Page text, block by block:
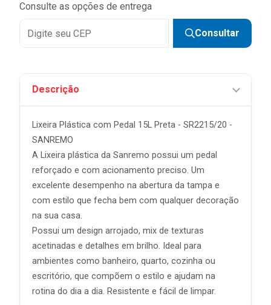
Consulte as opções de entrega
Consultar
Descrição
Lixeira Plástica com Pedal 15L Preta - SR2215/20 -
SANREMO
A Lixeira plástica da Sanremo possui um pedal
reforçado e com acionamento preciso. Um
excelente desempenho na abertura da tampa e
com estilo que fecha bem com qualquer decoração
na sua casa.
Possui um design arrojado, mix de texturas
acetinadas e detalhes em brilho. Ideal para
ambientes como banheiro, quarto, cozinha ou
escritório, que compõem o estilo e ajudam na
rotina do dia a dia. Resistente e fácil de limpar.